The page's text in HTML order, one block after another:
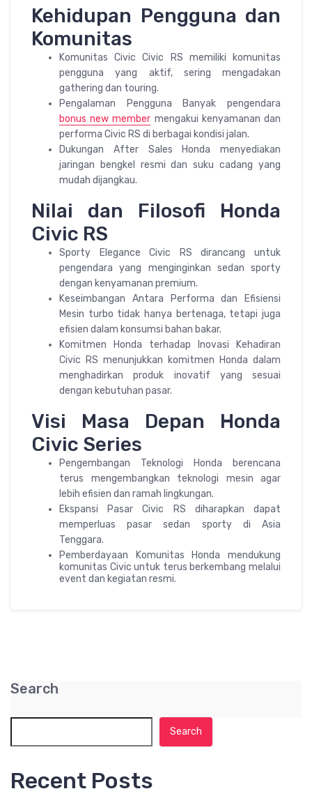
Kehidupan Pengguna dan
Komunitas
Komunitas Civic Civic RS memiliki komunitas
pengguna yang aktif, sering mengadakan
gathering dan touring.
Pengalaman Pengguna Banyak pengendara
bonus new member mengakui kenyamanan dan
performa Civic RS di berbagai kondisi jalan.
Dukungan After Sales Honda menyediakan
jaringan bengkel resmi dan suku cadang yang
mudah dijangkau.
Nilai dan Filosofi Honda
Civic RS
Sporty Elegance Civic RS dirancang untuk
pengendara yang menginginkan sedan sporty
dengan kenyamanan premium.
Keseimbangan Antara Performa dan Efisiensi
Mesin turbo tidak hanya bertenaga, tetapi juga
efisien dalam konsumsi bahan bakar.
Komitmen Honda terhadap Inovasi Kehadiran
Civic RS menunjukkan komitmen Honda dalam
menghadirkan produk inovatif yang sesuai
dengan kebutuhan pasar.
Visi Masa Depan Honda
Civic Series
Pengembangan Teknologi Honda berencana
terus mengembangkan teknologi mesin agar
lebih efisien dan ramah lingkungan.
Ekspansi Pasar Civic RS diharapkan dapat
memperluas pasar sedan sporty di Asia
Tenggara.
Pemberdayaan Komunitas Honda mendukung
komunitas Civic untuk terus berkembang melalui
event dan kegiatan resmi.
Search
Search
Recent Posts